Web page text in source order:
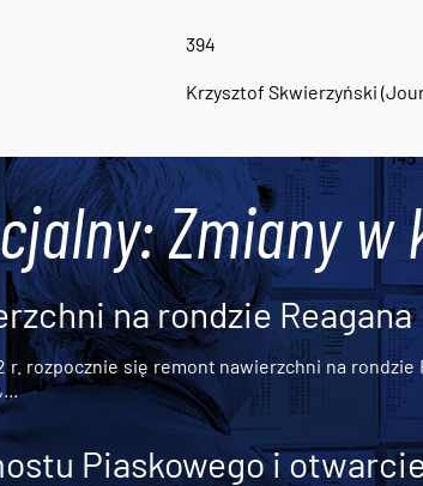
394
Krzysztof Skwierzyński
Zmiany
na rondzie Reagana
rozpocznie się remont nawierzchni na rondzie
Piaskowego i